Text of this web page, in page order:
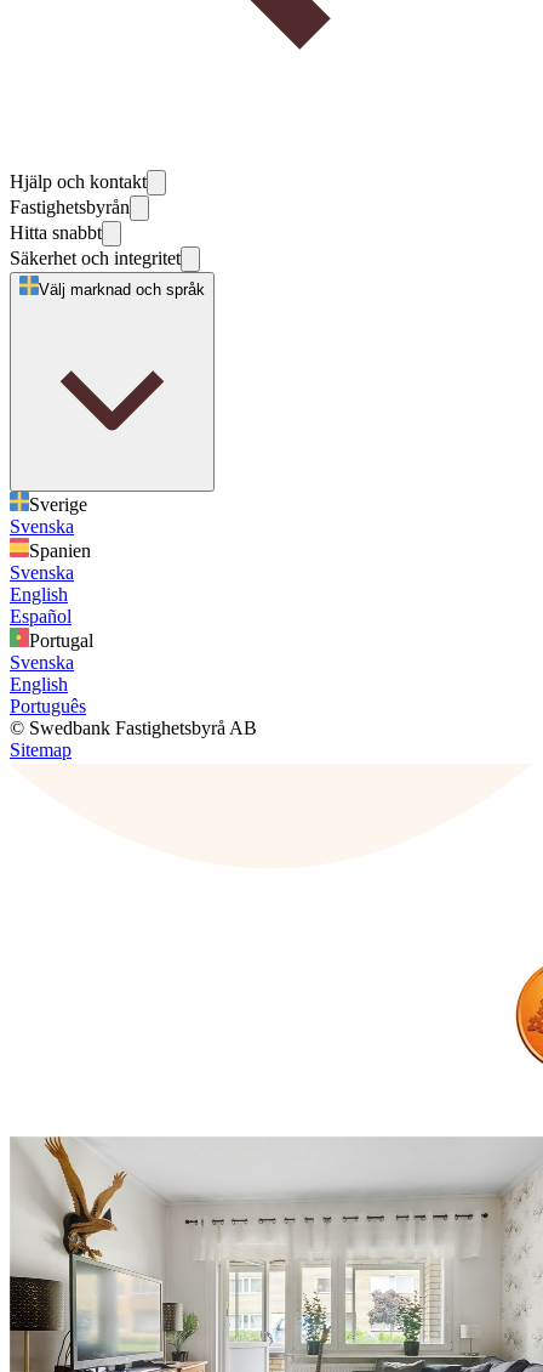
Hjälp och kontakt
Fastighetsbyrån
Hitta snabbt
Säkerhet och integritet
Välj marknad och språk
Sverige
Svenska
Spanien
Svenska
English
Español
Portugal
Svenska
English
Português
© Swedbank Fastighetsbyrå AB
Sitemap